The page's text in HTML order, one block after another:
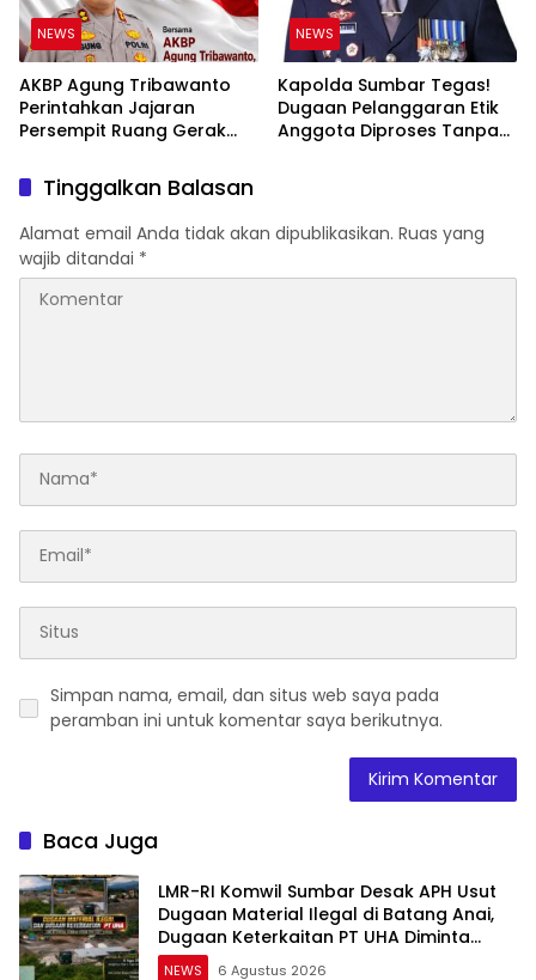
NEWS
AKBP Agung Tribawanto
Perintahkan Jajaran
Persempit Ruang Gerak
Pasaman Barat
NEWS
Kapolda Sumbar Tegas!
Dugaan Pelanggaran Etik
Anggota Diproses Tanpa
Tinggalkan Balasan
Alamat email Anda tidak akan dipublikasikan. Ruas yang
wajib ditandai *
Simpan nama, email, dan situs web saya pada
peramban ini untuk komentar saya berikutnya.
Baca Juga
LMR-RI Komwil Sumbar Desak APH Usut
Dugaan Material Ilegal di Batang Anai,
Dugaan Keterkaitan PT UHA Diminta
Diselidiki Tuntas
NEWS 6 Agustus 2026